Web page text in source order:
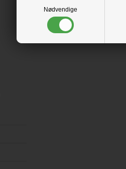
Nødvendige